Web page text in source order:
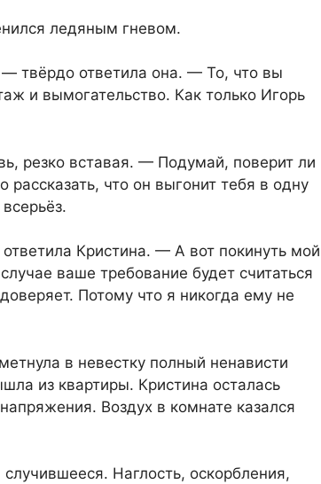
ледяным гневом.
твёрдо ответила она. — То, что вы
и вымогательство. Как только Игорь
резко вставая. — Подумай, поверит ли
что он выгонит тебя в одну
Кристина. — А вот покинуть мой
ваше требование будет считаться
Потому что я никогда ему не
в невестку полный ненависти
из квартиры. Кристина осталась
Воздух в комнате казался
Наглость, оскорбления,